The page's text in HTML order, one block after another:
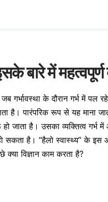
बारे में महत्वपूर्ण
के दौरान गर्भ में पल
है। पारंपरिक रूप से यह माना
जाता है। उसका व्यक्तित्व
हो सकता है। “हैलो स्वास्थ्य” के
विज्ञान काम करता है?